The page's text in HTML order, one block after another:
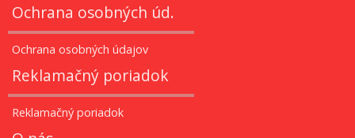
Ochrana osobných úd.
Ochrana osobných údajov
Reklamačný poriadok
Reklamačný poriadok